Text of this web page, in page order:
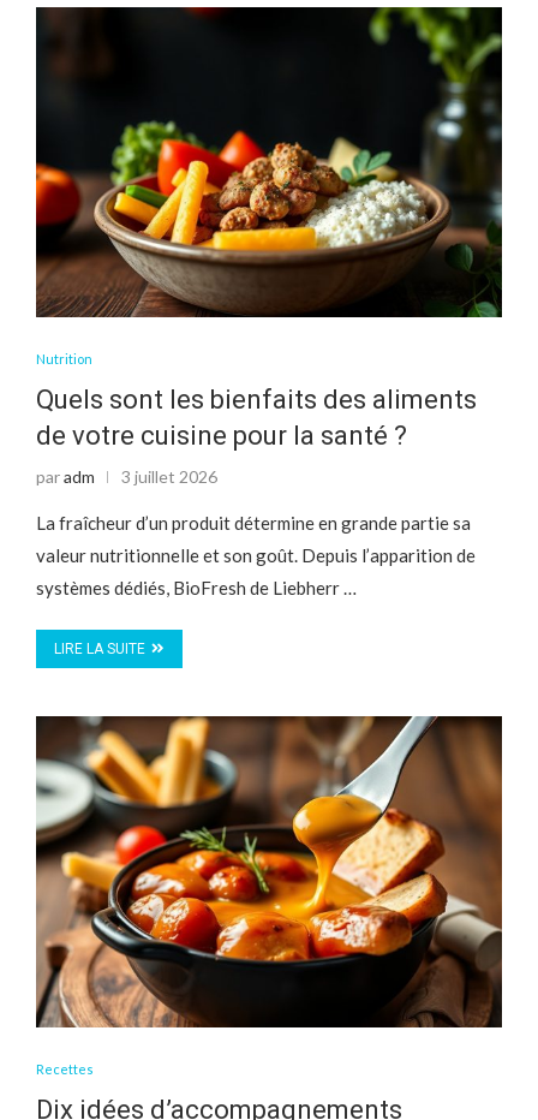
Nutrition
Quels sont les bienfaits des aliments
de votre cuisine pour la santé ?
paradm 3 juillet 2026
La fraîcheur d’un produit détermine en grande partie sa
valeur nutritionnelle et son goût. Depuis l’apparition de
systèmes dédiés, BioFresh de Liebherr …
LIRE LA SUITE
Recettes
Dix idées d’accompagnements